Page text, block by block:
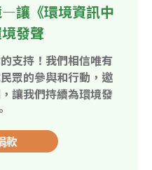
讓《環境資訊中
發聲
支持！我們相信唯有
眾的參與和行動，邀
讓我們持續為環境發
款